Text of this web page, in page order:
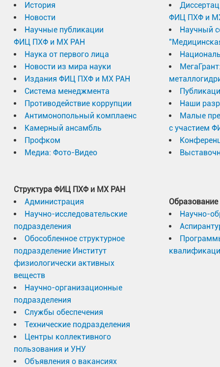
История
Новости
Научные публикации
ФИЦ ПХФ и МХ РАН
Наука от первого лица
Новости из мира науки
Издания ФИЦ ПХФ и МХ РАН
Система менеджмента
Противодействие коррупции
Антимонопольный комплаенс
Камерный ансамбль
Профком
Медиа: Фото-Видео
Структура ФИЦ ПХФ и МХ РАН
Администрация
Научно-исследовательские
подразделения
Обособленное структурное
подразделение Институт
физиологически активных
веществ
Научно-организационные
подразделения
Службы обеспечения
Технические подразделения
Центры коллективного
пользования и УНУ
Объявления о вакансиях
ФИЦ ПХФ и
Научный
Наши
Малые
с участием
Образование
Научно-